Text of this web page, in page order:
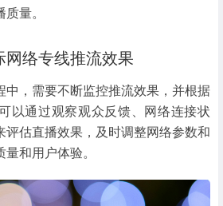
量。
网络专线推流效果
中，需要不断监控推流效果，并根据
以通过观察观众反馈、网络连接状
评估直播效果，及时调整网络参数和
和用户体验。